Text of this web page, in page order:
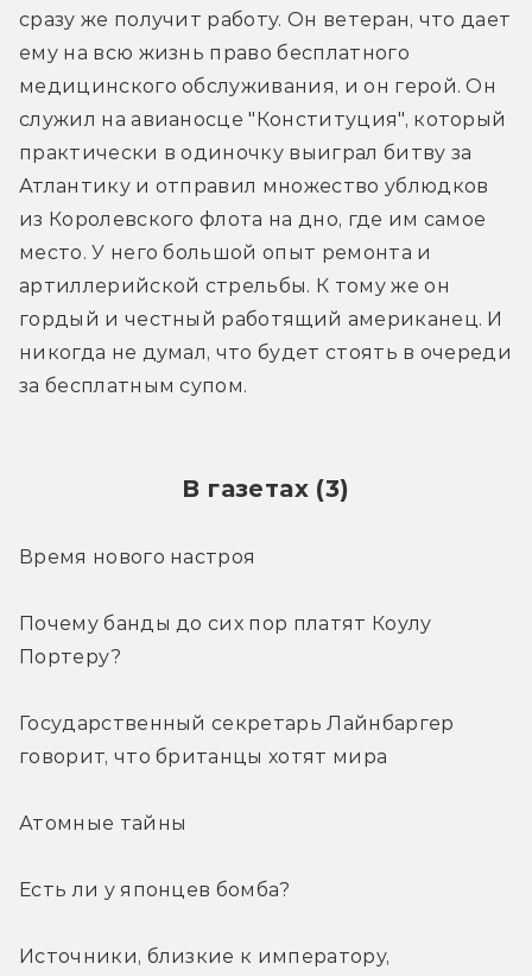
сразу же получит работу. Он ветеран, что дает
ему на всю жизнь право бесплатного
медицинского обслуживания, и он герой. Он
служил на авианосце "Конституция", который
практически в одиночку выиграл битву за
Атлантику и отправил множество ублюдков
из Королевского флота на дно, где им самое
место. У него большой опыт ремонта и
артиллерийской стрельбы. К тому же он
гордый и честный работящий американец. И
никогда не думал, что будет стоять в очереди
за бесплатным супом.
В газетах (3)
Время нового настроя
Почему банды до сих пор платят Коулу
Портеру?
Государственный секретарь Лайнбаргер
говорит, что британцы хотят мира
Атомные тайны
Есть ли у японцев бомба?
Источники, близкие к императору,